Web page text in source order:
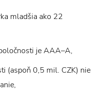
mladšia ako 22
je AAA–A,
(aspoň 0,5 mil. CZK) nie